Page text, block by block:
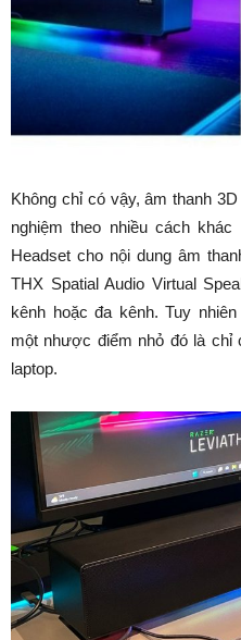
Không chỉ có vậy, âm thanh
nghiệm theo nhiều cách khác
Headset cho nội dung âm
THX Spatial Audio Virtual
kênh hoặc đa kênh. Tuy
một nhược điểm nhỏ đó là
laptop.